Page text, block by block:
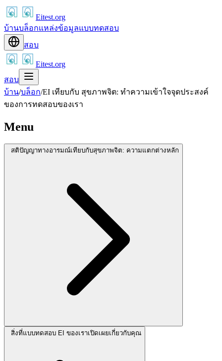
Eitest.org
บ้านบล็อกแหล่งข้อมูลแบบทดสอบ
สอบ
Eitest.org
สอบ
บ้าน/บล็อก/EI เทียบกับ สุขภาพจิต: ทำความเข้าใจจุดประสงค์
ของการทดสอบของเรา
Menu
สติปัญญาทางอารมณ์เทียบกับสุขภาพจิต: ความแตกต่างหลัก
สิ่งที่แบบทดสอบ EI ของเราเปิดเผยเกี่ยวกับคุณ